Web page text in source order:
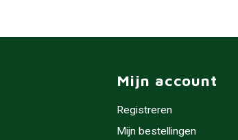
Mijn account
Registreren
Mijn bestellingen